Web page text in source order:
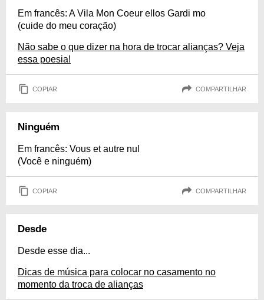
Em francês: A Vila Mon Coeur ellos Gardi mo
(cuide do meu coração)
Não sabe o que dizer na hora de trocar alianças? Veja
essa poesia!
COPIAR COMPARTILHAR
Ninguém
Em francês: Vous et autre nul
(Você e ninguém)
COPIAR COMPARTILHAR
Desde
Desde esse dia...
Dicas de música para colocar no casamento no
momento da troca de alianças